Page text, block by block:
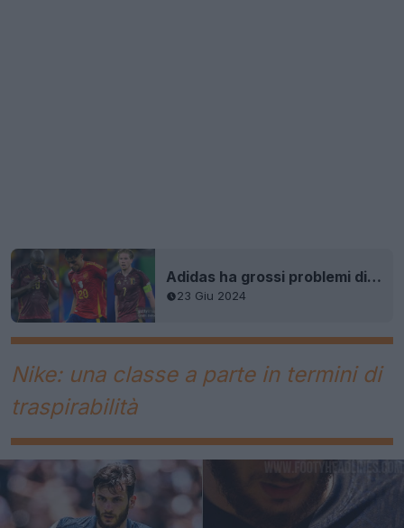
Adidas ha grossi problemi di sudorazione con le maglie della Nazionale 2024 - I rimedi sono stati fatti per la stagione 24-25
23 Giu 2024
Nike: una classe a parte in termini di
traspirabilità